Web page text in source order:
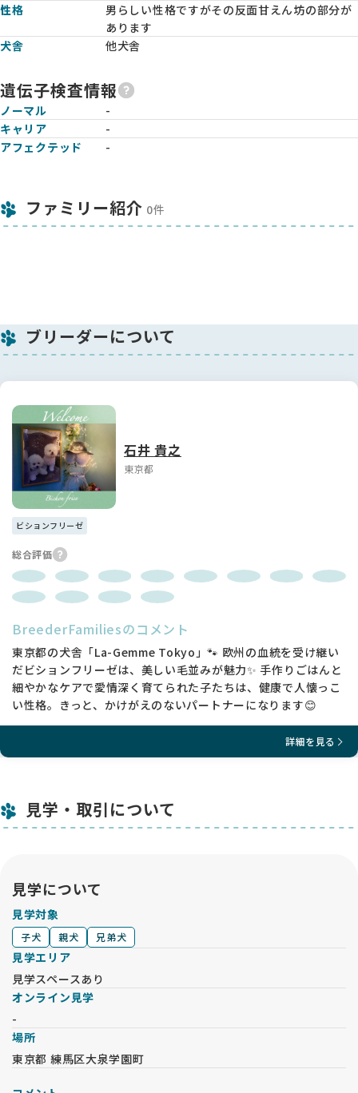
性格
男らしい性格ですがその反面甘えん坊の部分が
あります
犬舎
他犬舎
遺伝子検査情報
ノーマル
-
キャリア
-
アフェクテッド
-
ファミリー紹介 0件
ブリーダーについて
石井 貴之
東京都
ビションフリーゼ
総合評価
BreederFamiliesのコメント
東京都の犬舎「La-Gemme Tokyo」🐾 欧州の血統を受け継い
だビションフリーゼは、美しい毛並みが魅力✨ 手作りごはんと
細やかなケアで愛情深く育てられた子たちは、健康で人懐っこ
い性格。きっと、かけがえのないパートナーになります😊
詳細を見る
見学・取引について
見学について
見学対象
子犬 親犬 兄弟犬
見学エリア
見学スペースあり
オンライン見学
-
場所
東京都 練馬区大泉学園町